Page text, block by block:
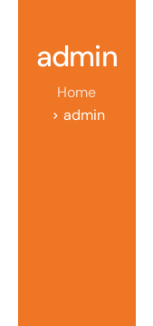
admin
Home
admin